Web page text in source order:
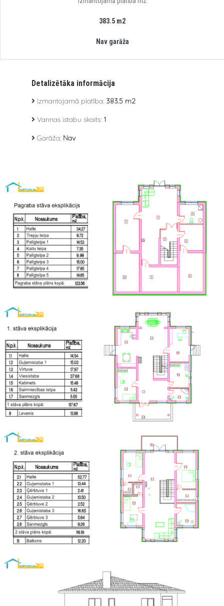
383.5 m2
Nav garāža
Detalizētāka informācija
Izmantojamā platība: 383.5 m2
Vannas istabu skaits: 1
Garāža: Nav